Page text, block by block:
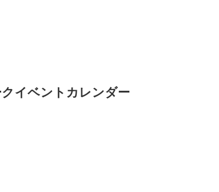
イベントカレンダー